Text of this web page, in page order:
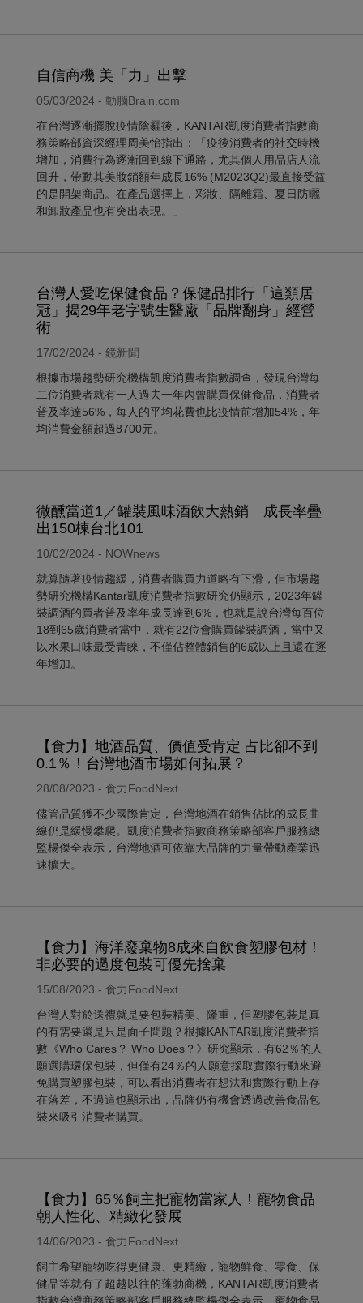
自信商機 美「力」出擊
05/03/2024 - 動腦Brain.com
在台灣逐漸擺脫疫情陰霾後，KANTAR凱度消費者指數商
務策略部資深經理周美怡指出：「疫後消費者的社交時機
增加，消費行為逐漸回到線下通路，尤其個人用品店人流
回升，帶動其美妝銷額年成長16% (M2023Q2)最直接受益
的是開架商品。在產品選擇上，彩妝、隔離霜、夏日防曬
和卸妝產品也有突出表現。」
台灣人愛吃保健食品？保健品排行「這類居
冠」揭29年老字號生醫廠「品牌翻身」經營
術
17/02/2024 - 鏡新聞
根據市場趨勢研究機構凱度消費者指數調查，發現台灣每
二位消費者就有一人過去一年內曾購買保健食品，消費者
普及率達56%，每人的平均花費也比疫情前增加54%，年
均消費金額超過8700元。
微醺當道1／罐裝風味酒飲大熱銷 成長率疊
出150棟台北101
10/02/2024 - NOWnews
就算隨著疫情趨緩，消費者購買力道略有下滑，但市場趨
勢研究機構Kantar凱度消費者指數研究仍顯示，2023年罐
裝調酒的買者普及率年成長達到6%，也就是說台灣每百位
18到65歲消費者當中，就有22位會購買罐裝調酒，當中又
以水果口味最受青睞，不僅佔整體銷售的6成以上且還在逐
年增加。
【食力】地酒品質、價值受肯定 占比卻不到
0.1％！台灣地酒市場如何拓展？
28/08/2023 - 食力FoodNext
儘管品質獲不少國際肯定，台灣地酒在銷售佔比的成長曲
線仍是緩慢攀爬。凱度消費者指數商務策略部客戶服務總
監楊傑全表示，台灣地酒可依靠大品牌的力量帶動產業迅
速擴大。
【食力】海洋廢棄物8成來自飲食塑膠包材！
非必要的過度包裝可優先捨棄
15/08/2023 - 食力FoodNext
台灣人對於送禮就是要包裝精美、隆重，但塑膠包裝是真
的有需要還是只是面子問題？根據KANTAR凱度消費者指
數《Who Cares？ Who Does？》研究顯示，有62％的人
願選購環保包裝，但僅有24％的人願意採取實際行動來避
免購買塑膠包裝，可以看出消費者在想法和實際行動上存
在落差，不過這也顯示出，品牌仍有機會透過改善食品包
裝來吸引消費者購買。
【食力】65％飼主把寵物當家人！寵物食品
朝人性化、精緻化發展
14/06/2023 - 食力FoodNext
飼主希望寵物吃得更健康、更精緻，寵物鮮食、零食、保
健品等就有了超越以往的蓬勃商機，KANTAR凱度消費者